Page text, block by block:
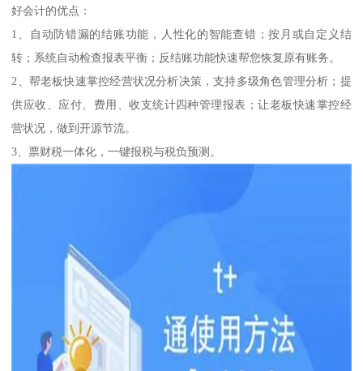
好会计的优点：
1、自动防错漏的结账功能，人性化的智能查错；按月或自定义结
转；系统自动检查报表平衡；反结账功能快速帮您恢复原有账务。
2、帮老板快速掌控经营状况分析决策，支持多级角色管理分析；提
供应收、应付、费用、收支统计四种管理报表；让老板快速掌控经
营状况，做到开源节流。
3、票财税一体化，一键报税与税负预测。